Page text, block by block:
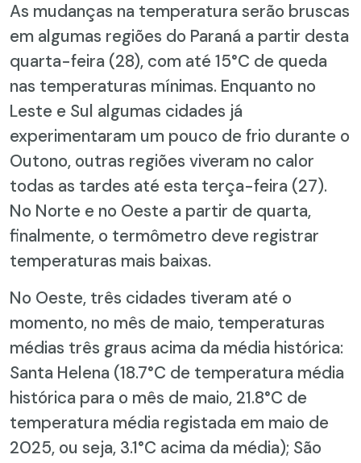
As mudanças na temperatura serão bruscas
em algumas regiões do Paraná a partir desta
quarta-feira (28), com até 15°C de queda
nas temperaturas mínimas. Enquanto no
Leste e Sul algumas cidades já
experimentaram um pouco de frio durante o
Outono, outras regiões viveram no calor
todas as tardes até esta terça-feira (27).
No Norte e no Oeste a partir de quarta,
finalmente, o termômetro deve registrar
temperaturas mais baixas.
No Oeste, três cidades tiveram até o
momento, no mês de maio, temperaturas
médias três graus acima da média histórica:
Santa Helena (18.7°C de temperatura média
histórica para o mês de maio, 21.8°C de
temperatura média registada em maio de
2025, ou seja, 3.1°C acima da média); São